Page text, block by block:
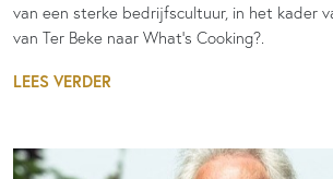
van een sterke bedrijfscultuur, in het kader
van Ter Beke naar What’s Cooking?.
LEES VERDER